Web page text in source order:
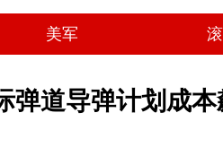
美军
弹道导弹计划成